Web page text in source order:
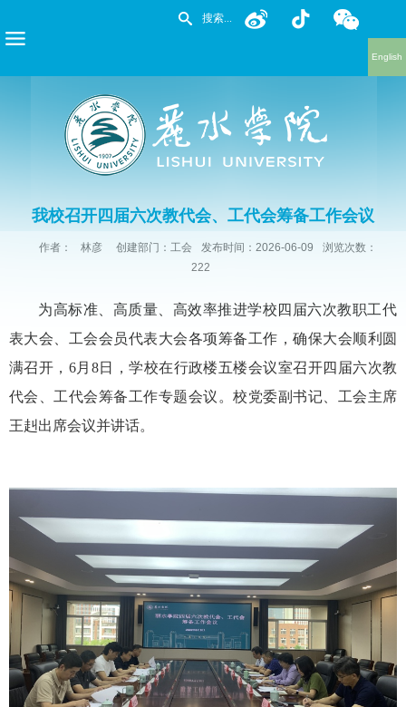
English
我校召开四届六次教代会、工代会筹备工作会议
作者： 林彦 创建部门：工会 发布时间：2026-06-09
浏览次数：
222
为高标准、高质量、高效率推进学校四届六次教职工代
表大会、工会会员代表大会各项筹备工作，确保大会顺利圆
满召开，6月8日，学校在行政楼五楼会议室召开四届六次教
代会、工代会筹备工作专题会议。校党委副书记、工会主席
王赳出席会议并讲话。